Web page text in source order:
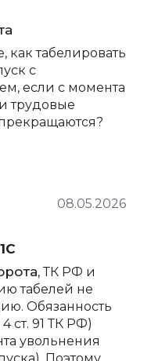
табелировать
с
если с момента
трудовые
08.05.2026
, ТК РФ и
табелей не
Обязанность
ст. 91 ТК РФ)
увольнения
Поэтому